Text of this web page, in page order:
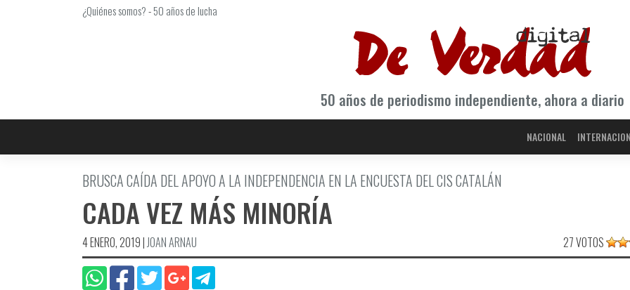
¿Quiénes somos?-50 años de lucha
50 años de periodismo independiente, ahora a diario
NACIONAL
BRUSCA CAÍDA DEL APOYO A LA INDEPENDENCIA EN LA ENCUESTA DEL CIS CATALÁN
CADA VEZ MÁS MINORÍA
4 ENERO, 2019|JOAN ARNAU 27 VOTOS